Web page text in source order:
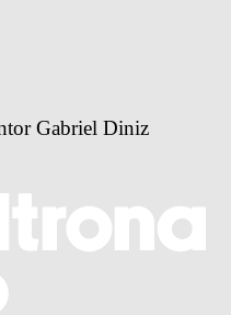
Gabriel Diniz